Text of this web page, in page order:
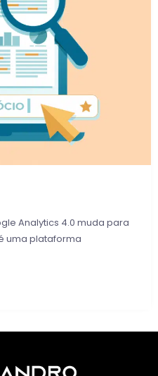
Analytics 4.0 muda para
uma plataforma